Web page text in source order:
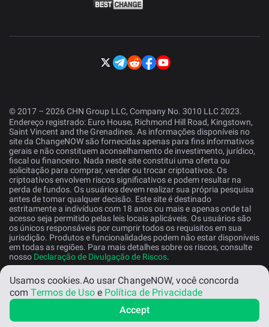
© 2017 – 2026 CHN Group LLC, Company No. 3010 LLC 2023.
Endereço registrado: Euro House, Richmond Hill Road, Kingstown,
Saint Vincent and the Grenadines. As informações disponíveis no
site da ChangeNOW são fornecidas apenas para fins informativos
gerais e não constituem aconselhamento de investimento, jurídico,
fiscal ou financeiro. Nada neste site constitui uma oferta ou
solicitação para comprar, vender ou trocar criptoativos. Os
criptoativos envolvem riscos significativos e podem resultar na
perda de fundos. Os usuários devem realizar sua própria pesquisa
antes de tomar qualquer decisão. Este site é destinado
estritamente a indivíduos com 18 anos ou mais e apenas onde tal
acesso seja permitido pelas leis locais aplicáveis. Os usuários são
os únicos responsáveis por cumprir todos os requisitos em sua
jurisdição. Produtos e funcionalidades podem não estar disponíveis
em todas as regiões. Para mais detalhes sobre os riscos, consulte
nosso Declaração de Divulgação de Riscos.
Portugues
Usamos cookies.Ao usar ChangeNOW, você concorda
comTermos de Usoe Política de Privacidade
Accept